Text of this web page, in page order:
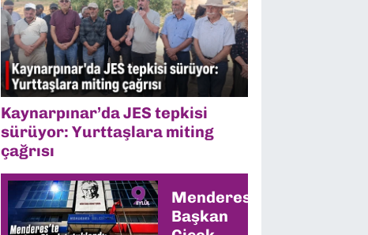
Kaynarpınar’da JES tepkisi
sürüyor: Yurttaşlara miting
çağrısı
Menderes’te
Başkan